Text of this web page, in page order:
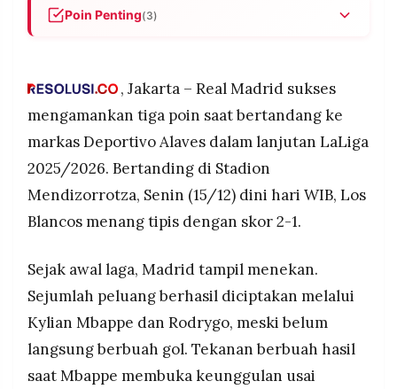
SERVICE
IKUTI
KAMI
PT.
RESOLUSI
MEDIA
PRAMUDITA
©
Poin Penting(3)
Mbappe dan Rodrygo.
Alaves sempat menyamakan skor lewat Carlos
mampu mengontrol laga hingga akhir.
Tambahan tiga poin menjaga Madrid di posisi
kedua klasemen, mengoleksi 39 poin dari 17
pertandingan LaLiga.
, Jakarta – Real Madrid sukses
mengamankan tiga poin saat bertandang ke
markas Deportivo Alaves dalam lanjutan LaLiga
2025/2026. Bertanding di Stadion
Mendizorrotza, Senin (15/12) dini hari WIB, Los
Blancos menang tipis dengan skor 2-1.
Sejak awal laga, Madrid tampil menekan.
Sejumlah peluang berhasil diciptakan melalui
Kylian Mbappe dan Rodrygo, meski belum
langsung berbuah gol. Tekanan berbuah hasil
saat Mbappe membuka keunggulan usai